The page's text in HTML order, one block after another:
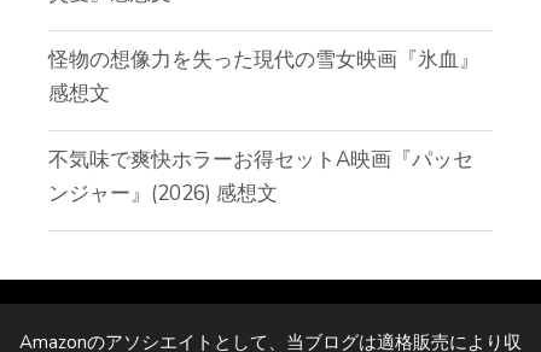
怪物の想像力を失った現代の雪女映画『氷血』
感想文
不気味で爽快ホラーお得セットA映画『パッセ
ンジャー』(2026) 感想文
Amazonのアソシエイトとして、当ブログは適格販売により収